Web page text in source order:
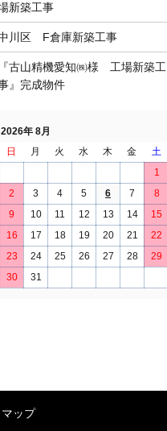
新築工事
川区 F倉庫新築工事
『古山精機愛知㈱様 工場新築工
』完成物件
2026年 8月
日
月 火 水 木 金
土
1
2
3 4 5 6 7
8
9
10 11 12 13 14
15
16
17 18 19 20 21
22
23
24 25 26 27 28
29
30
31
ップ